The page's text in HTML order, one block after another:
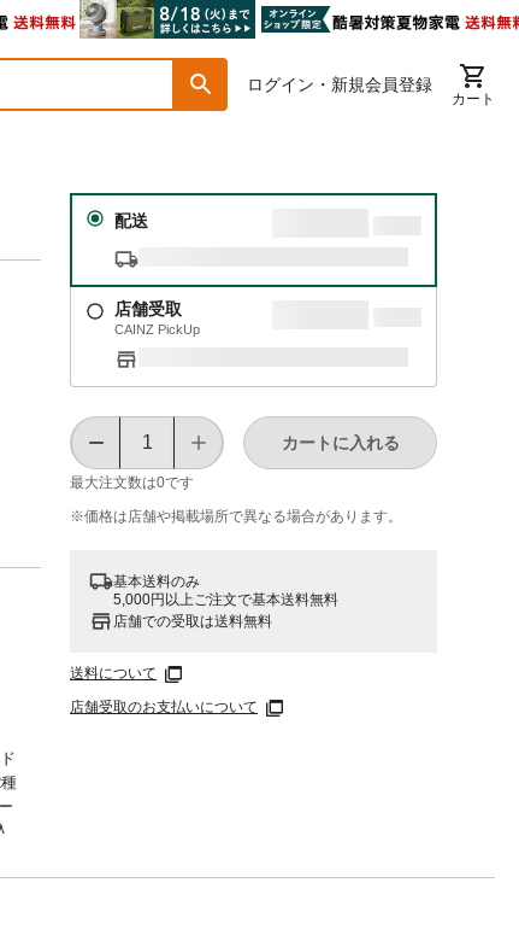
ログイン・新規会員登録
カート
配送
店舗受取
CAINZ PickUp
最大注文数は0です
カートに入れる
※価格は​店舗や​掲載場所で​異なる​場合が​あります。
基本送料のみ
5,000円以上ご注文で基本送料無料
店舗での受取は送料無料
送料について
店舗受取のお支払いについて